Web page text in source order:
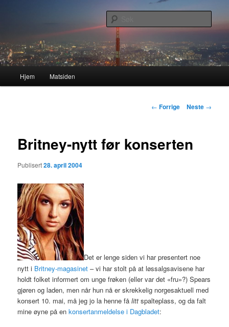
hovedinnholdet
Lasses hjemmeside
Hjem Matsiden
Innleggsnavigasjon
← Forrige Neste →
Britney-nytt før konserten
Publisert28. april 2004
Det er lenge siden vi har presentert noe
nytt i Britney-magasinet – vi har stolt på at løssalgsavisene har
holdt folket informert om unge frøken (eller var det «fru»?) Spears
gjøren og laden, men når hun nå er skrekkelig norgesaktuell med
konsert 10. mai, må jeg jo la henne fålitt spalteplass, og da falt
mine øyne på enkonsertanmeldelse i Dagbladet: